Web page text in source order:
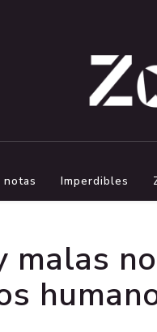
notas Imperdibles
malas